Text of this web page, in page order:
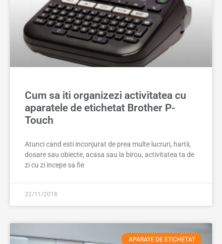
Cum sa iti organizezi activitatea cu
aparatele de etichetat Brother P-
Touch
Atunci cand esti inconjurat de prea multe lucruri, hartii,
dosare sau obiecte, acasa sau la birou, activitatea ta de
zi cu zi incepe sa fie
22/11/2018
APARATE DE ETICHETAT